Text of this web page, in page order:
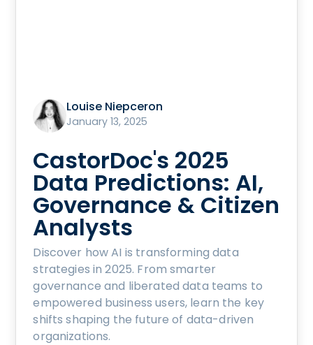
Louise Niepceron
January 13, 2025
CastorDoc's 2025
Data Predictions: AI,
Governance & Citizen
Analysts
Discover how AI is transforming data
strategies in 2025. From smarter
governance and liberated data teams to
empowered business users, learn the key
shifts shaping the future of data-driven
organizations.